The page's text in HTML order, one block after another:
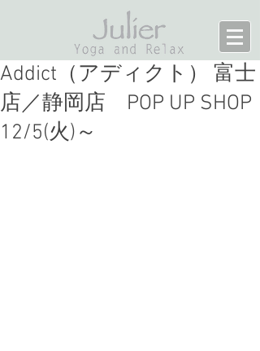
Addict（アディクト） 富士
店／静岡店 POP UP SHOP
12/5(火)～